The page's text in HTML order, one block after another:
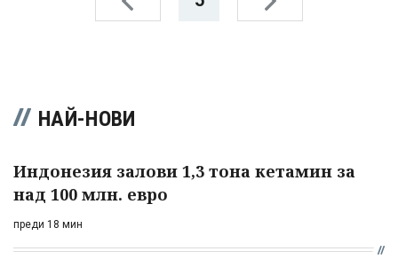
НАЙ-НОВИ
Индонезия залови 1,3 тона кетамин за
над 100 млн. евро
преди 18 мин